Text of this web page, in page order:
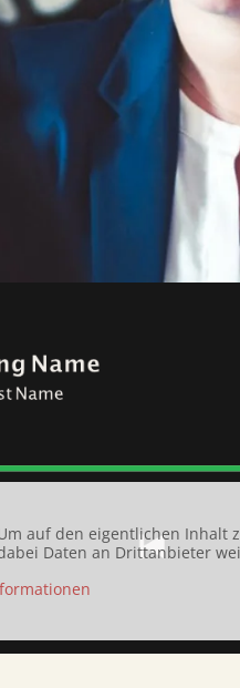
auf den eigentlichen Inhalt
Daten an Drittanbieter